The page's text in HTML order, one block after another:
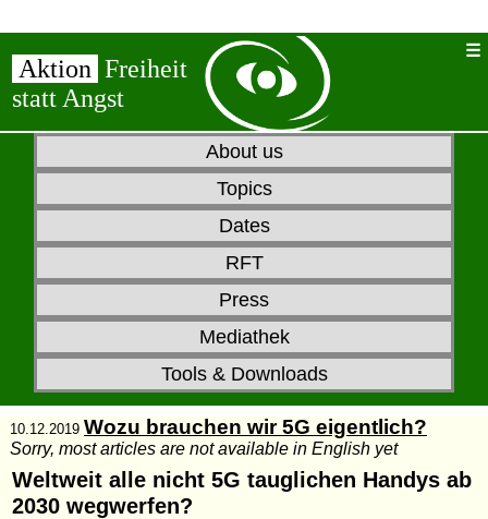
Aktion Freiheit
statt Angst
About us
Topics
Dates
RFT
Press
Mediathek
Tools & Downloads
10.12.2019 Wozu brauchen wir 5G eigentlich?
Sorry, most articles are not available in English yet
Weltweit alle nicht 5G tauglichen Handys ab
2030 wegwerfen?